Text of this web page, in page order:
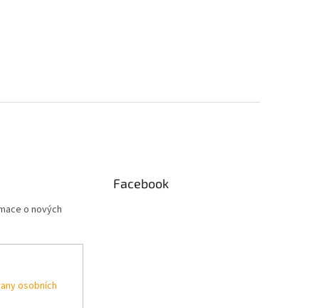
o nových
osobních
Facebook